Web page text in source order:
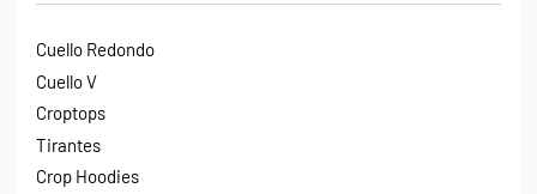
Cuello Redondo
Cuello V
Croptops
Tirantes
Crop Hoodies